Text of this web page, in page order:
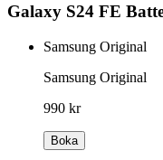
Galaxy S24 FE
Samsung Original
Samsung Original
990 kr
Boka